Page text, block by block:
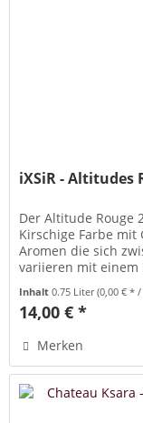
iXSiR - Altitudes
Der Altitude Rouge
Kirschige Farbe mit
Aromen die sich
variieren mit einem
Inhalt0.75 Liter(0,00 € *
14,00 € *
Merken